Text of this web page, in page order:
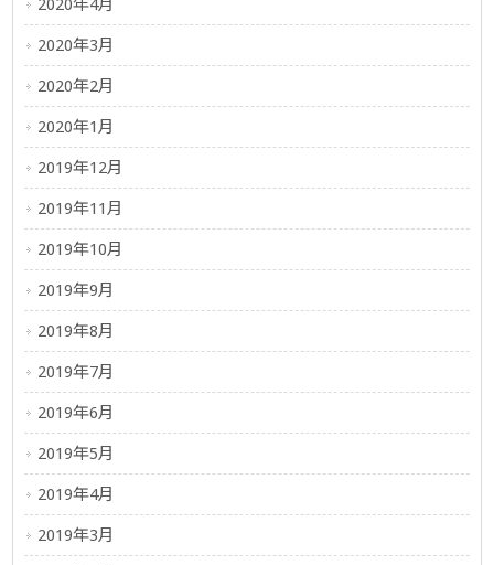
2020年4月
2020年3月
2020年2月
2020年1月
2019年12月
2019年11月
2019年10月
2019年9月
2019年8月
2019年7月
2019年6月
2019年5月
2019年4月
2019年3月